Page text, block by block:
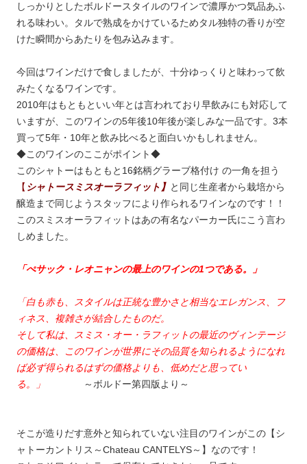
しっかりとしたボルドースタイルのワインで濃厚かつ気品あふ
れる味わい。タルで熟成をかけているためタル独特の香りが空
けた瞬間からあたりを包み込みます。
今回はワインだけで食しましたが、十分ゆっくりと味わって飲
みたくなるワインです。
2010年はもともといい年とは言われており早飲みにも対応して
いますが、このワインの5年後10年後が楽しみな一品です。3本
買って5年・10年と飲み比べると面白いかもしれません。
◆このワインのここがポイント◆
このシャトーはもともと16銘柄グラーブ格付け の一角を担う
【 シャトースミスオーラフィット】 と同じ生産者から栽培から
醸造まで同じようスタッフにより作られるワインなのです！！
このスミスオーラフィットはあの有名なパーカー氏にこう言わ
しめました。
「ぺサック・レオニャンの最上のワインの1つである。」
「白も赤も、スタイルは正統な豊かさと相当なエレガンス、フ
ィネス、複雑さが結合したものだ。
そして私は、スミス・オー・ラフィットの最近のヴィンテージ
の価格は、このワインが世界にその品質を知られるようになれ
ば必ず得られるはずの価格よりも、低めだと思ってい
る。」
～ボルドー第四版より～
そこが造りだす意外と知られていない注目のワインがこの【シ
ャトーカントリス～Chateau CANTELYS～】なのです！